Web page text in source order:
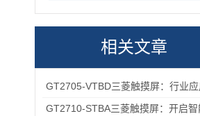
相关文章